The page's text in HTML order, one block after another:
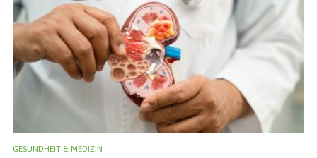
GESUNDHEIT & MEDIZIN